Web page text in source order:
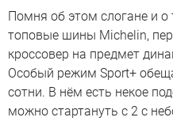
Помня об этом слогане и о
топовые шины Michelin,
кроссовер на предмет
Особый режим Sport+
сотни. В нём есть некое
можно стартануть с 2 с